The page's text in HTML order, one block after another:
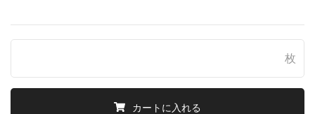
枚
カートに入れる